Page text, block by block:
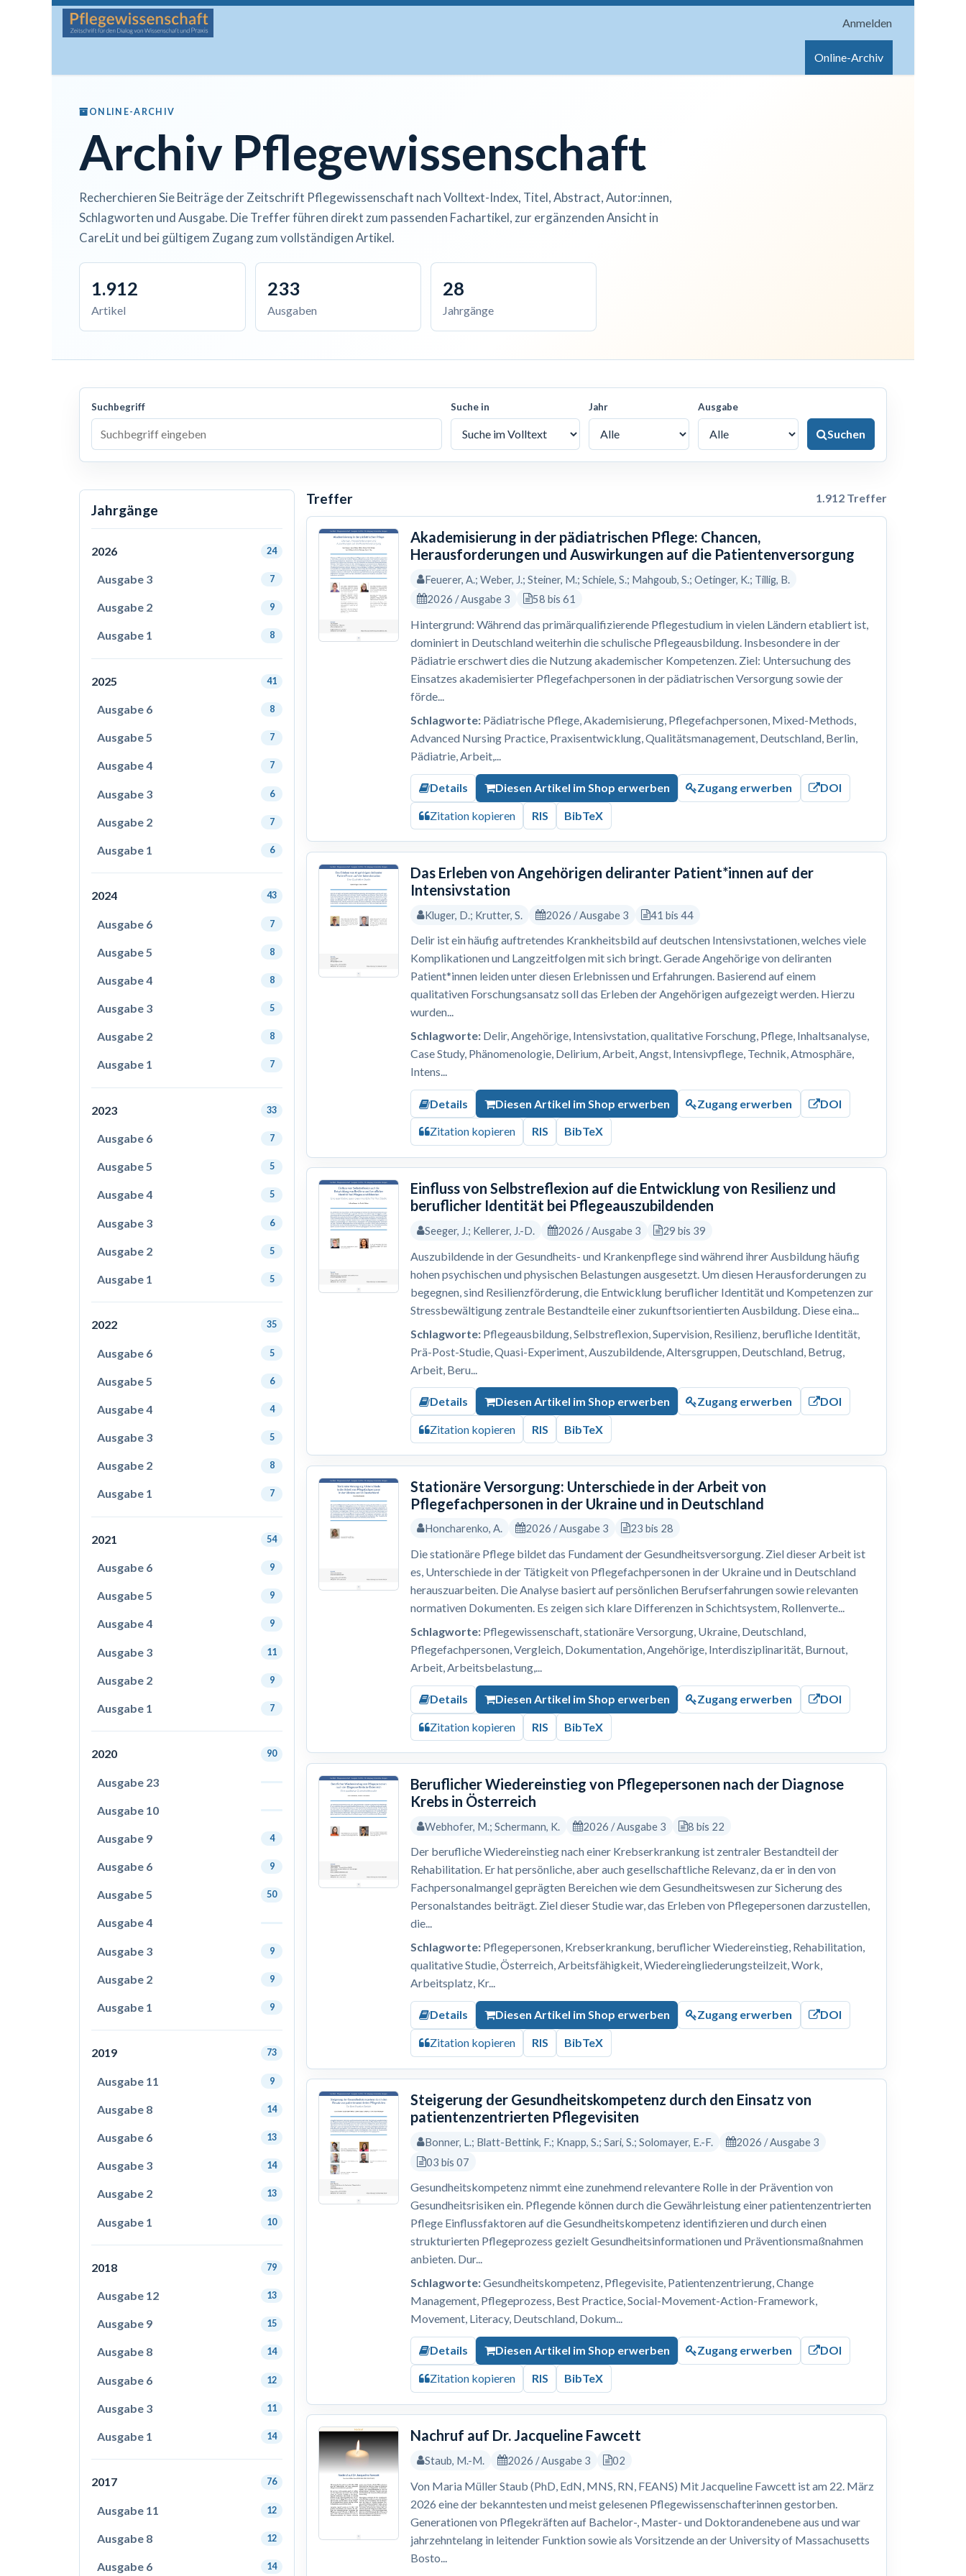
Zum Inhalt springen
Anmelden
Online-Archiv
ONLINE-ARCHIV
Archiv Pflegewissenschaft
Recherchieren Sie Beiträge der Zeitschrift Pflegewissenschaft nach Volltext-Index, Titel, Abstract, Autor:innen,
Schlagworten und Ausgabe. Die Treffer führen direkt zum passenden Fachartikel, zur ergänzenden Ansicht in
CareLit und bei gültigem Zugang zum vollständigen Artikel.
1.912
Artikel
233
Ausgaben
28
Jahrgänge
Suchbegriff Suche in Jahr Ausgabe
Suchen
Jahrgänge
2026 24
Ausgabe 3 7
Ausgabe 2 9
Ausgabe 1 8
2025 41
Ausgabe 6 8
Ausgabe 5 7
Ausgabe 4 7
Ausgabe 3 6
Ausgabe 2 7
Ausgabe 1 6
2024 43
Ausgabe 6 7
Ausgabe 5 8
Ausgabe 4 8
Ausgabe 3 5
Ausgabe 2 8
Ausgabe 1 7
2023 33
Ausgabe 6 7
Ausgabe 5 5
Ausgabe 4 5
Ausgabe 3 6
Ausgabe 2 5
Ausgabe 1 5
2022 35
Ausgabe 6 5
Ausgabe 5 6
Ausgabe 4 4
Ausgabe 3 5
Ausgabe 2 8
Ausgabe 1 7
2021 54
Ausgabe 6 9
Ausgabe 5 9
Ausgabe 4 9
Ausgabe 3 11
Ausgabe 2 9
Ausgabe 1 7
2020 90
Ausgabe 23
Ausgabe 10
Ausgabe 9 4
Ausgabe 6 9
Ausgabe 5 50
Ausgabe 4
Ausgabe 3 9
Ausgabe 2 9
Ausgabe 1 9
2019 73
Ausgabe 11 9
Ausgabe 8 14
Ausgabe 6 13
Ausgabe 3 14
Ausgabe 2 13
Ausgabe 1 10
2018 79
Ausgabe 12 13
Ausgabe 9 15
Ausgabe 8 14
Ausgabe 6 12
Ausgabe 3 11
Ausgabe 1 14
2017 76
Ausgabe 11 12
Ausgabe 8 12
Ausgabe 6 14
Treffer 1.912 Treffer
Akademisierung in der pädiatrischen Pflege: Chancen,
Herausforderungen und Auswirkungen auf die Patientenversorgung
Feuerer, A.; Weber, J.; Steiner, M.; Schiele, S.; Mahgoub, S.; Oetinger, K.; Tillig, B.
2026 / Ausgabe 3
58 bis 61
Hintergrund: Während das primärqualifizierende Pflegestudium in vielen Ländern etabliert ist,
dominiert in Deutschland weiterhin die schulische Pflegeausbildung. Insbesondere in der
Pädiatrie erschwert dies die Nutzung akademischer Kompetenzen. Ziel: Untersuchung des
Einsatzes akademisierter Pflegefachpersonen in der pädiatrischen Versorgung sowie der
förde...
Schlagworte: Pädiatrische Pflege, Akademisierung, Pflegefachpersonen, Mixed-Methods,
Advanced Nursing Practice, Praxisentwicklung, Qualitätsmanagement, Deutschland, Berlin,
Pädiatrie, Arbeit,...
Details Diesen Artikel im Shop erwerben Zugang erwerben DOI
Zitation kopieren RIS BibTeX
Das Erleben von Angehörigen deliranter Patient*innen auf der
Intensivstation
Kluger, D.; Krutter, S. 2026 / Ausgabe 3 41 bis 44
Delir ist ein häufig auftretendes Krankheitsbild auf deutschen Intensivstationen, welches viele
Komplikationen und Langzeitfolgen mit sich bringt. Gerade Angehörige von deliranten
Patient*innen leiden unter diesen Erlebnissen und Erfahrungen. Basierend auf einem
qualitativen Forschungsansatz soll das Erleben der Angehörigen aufgezeigt werden. Hierzu
wurden...
Schlagworte: Delir, Angehörige, Intensivstation, qualitative Forschung, Pflege, Inhaltsanalyse,
Case Study, Phänomenologie, Delirium, Arbeit, Angst, Intensivpflege, Technik, Atmosphäre,
Intens...
Details Diesen Artikel im Shop erwerben Zugang erwerben DOI
Zitation kopieren RIS BibTeX
Einfluss von Selbstreflexion auf die Entwicklung von Resilienz und
beruflicher Identität bei Pflegeauszubildenden
Seeger, J.; Kellerer, J.-D. 2026 / Ausgabe 3 29 bis 39
Auszubildende in der Gesundheits- und Krankenpflege sind während ihrer Ausbildung häufig
hohen psychischen und physischen Belastungen ausgesetzt. Um diesen Herausforderungen zu
begegnen, sind Resilienzförderung, die Entwicklung beruflicher Identität und Kompetenzen zur
Stressbewältigung zentrale Bestandteile einer zukunftsorientierten Ausbildung. Diese eina...
Schlagworte: Pflegeausbildung, Selbstreflexion, Supervision, Resilienz, berufliche Identität,
Prä-Post-Studie, Quasi-Experiment, Auszubildende, Altersgruppen, Deutschland, Betrug,
Arbeit, Beru...
Details Diesen Artikel im Shop erwerben Zugang erwerben DOI
Zitation kopieren RIS BibTeX
Stationäre Versorgung: Unterschiede in der Arbeit von
Pflegefachpersonen in der Ukraine und in Deutschland
Honcharenko, A. 2026 / Ausgabe 3 23 bis 28
Die stationäre Pflege bildet das Fundament der Gesundheitsversorgung. Ziel dieser Arbeit ist
es, Unterschiede in der Tätigkeit von Pflegefachpersonen in der Ukraine und in Deutschland
herauszuarbeiten. Die Analyse basiert auf persönlichen Berufserfahrungen sowie relevanten
normativen Dokumenten. Es zeigen sich klare Differenzen in Schichtsystem, Rollenverte...
Schlagworte: Pflegewissenschaft, stationäre Versorgung, Ukraine, Deutschland,
Pflegefachpersonen, Vergleich, Dokumentation, Angehörige, Interdisziplinarität, Burnout,
Arbeit, Arbeitsbelastung,...
Details Diesen Artikel im Shop erwerben Zugang erwerben DOI
Zitation kopieren RIS BibTeX
Beruflicher Wiedereinstieg von Pflegepersonen nach der Diagnose
Krebs in Österreich
Webhofer, M.; Schermann, K. 2026 / Ausgabe 3 8 bis 22
Der berufliche Wiedereinstieg nach einer Krebserkrankung ist zentraler Bestandteil der
Rehabilitation. Er hat persönliche, aber auch gesellschaftliche Relevanz, da er in den von
Fachpersonalmangel geprägten Bereichen wie dem Gesundheitswesen zur Sicherung des
Personalstandes beiträgt. Ziel dieser Studie war, das Erleben von Pflegepersonen darzustellen,
die...
Schlagworte: Pflegepersonen, Krebserkrankung, beruflicher Wiedereinstieg, Rehabilitation,
qualitative Studie, Österreich, Arbeitsfähigkeit, Wiedereingliederungsteilzeit, Work,
Arbeitsplatz, Kr...
Details Diesen Artikel im Shop erwerben Zugang erwerben DOI
Zitation kopieren RIS BibTeX
Steigerung der Gesundheitskompetenz durch den Einsatz von
patientenzentrierten Pflegevisiten
Bonner, L.; Blatt-Bettink, F.; Knapp, S.; Sari, S.; Solomayer, E.-F.
2026 / Ausgabe 3
03 bis 07
Gesundheitskompetenz nimmt eine zunehmend relevantere Rolle in der Prävention von
Gesundheitsrisiken ein. Pflegende können durch die Gewährleistung einer patientenzentrierten
Pflege Einflussfaktoren auf die Gesundheitskompetenz identifizieren und durch einen
strukturierten Pflegeprozess gezielt Gesundheitsinformationen und Präventionsmaßnahmen
anbieten. Dur...
Schlagworte:Gesundheitskompetenz, Pflegevisite, Patientenzentrierung, Change
Management, Pflegeprozess, Best Practice, Social-Movement-Action-Framework,
Movement, Literacy, Deutschland, Dokum...
Details Diesen Artikel im Shop erwerben Zugang erwerben DOI
Zitation kopieren RIS BibTeX
Nachruf auf Dr. Jacqueline Fawcett
Staub, M.-M. 2026 / Ausgabe 3 02
Von Maria Müller Staub (PhD, EdN, MNS, RN, FEANS) Mit Jacqueline Fawcett ist am 22. März
2026 eine der bekanntesten und meist gelesenen Pflegewissenschafterinnen gestorben.
Generationen von Pflegekräften auf Bachelor-, Master- und Doktorandenebene aus und war
jahrzehntelang in leitender Funktion sowie als Vorsitzende an der University of Massachusetts
Bosto...